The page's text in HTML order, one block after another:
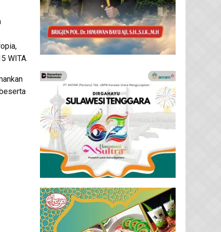
WITA.